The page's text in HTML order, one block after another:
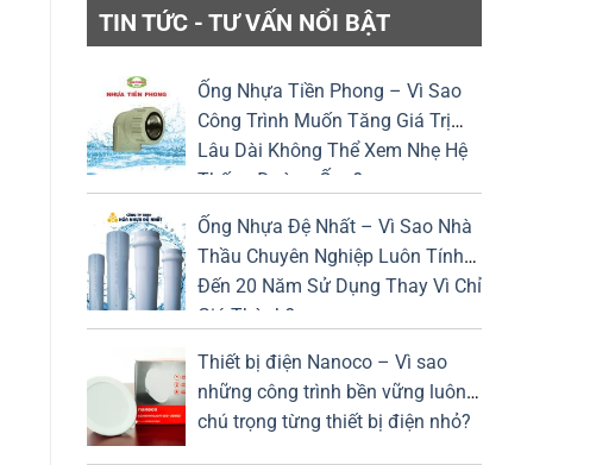
TIN TỨC - TƯ VẤN NỔI BẬT
Ống Nhựa Tiền Phong – Vì Sao
Công Trình Muốn Tăng Giá Trị
Lâu Dài Không Thể Xem Nhẹ Hệ
Thống Đường Ống?
Ống Nhựa Đệ Nhất – Vì Sao Nhà
Thầu Chuyên Nghiệp Luôn Tính
Đến 20 Năm Sử Dụng Thay Vì Chỉ
Giá Thành?
Thiết bị điện Nanoco – Vì sao
những công trình bền vững luôn
chú trọng từng thiết bị điện nhỏ?